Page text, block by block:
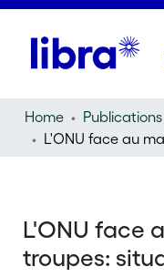
Home Publications
L'ONU face
troupes: